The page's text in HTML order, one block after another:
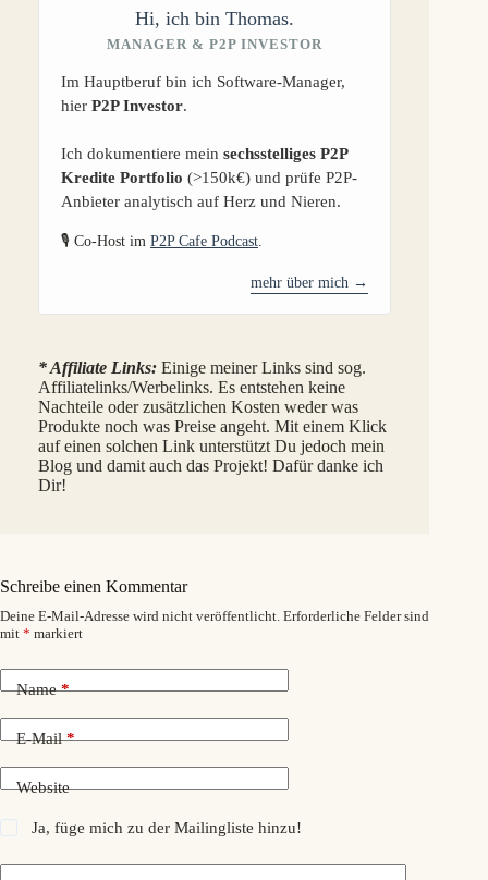
Hi, ich bin Thomas.
MANAGER & P2P INVESTOR
Im Hauptberuf bin ich Software-Manager,
hier P2P Investor.
Ich dokumentiere mein sechsstelliges P2P
Kredite Portfolio (>150k€) und prüfe P2P-
Anbieter analytisch auf Herz und Nieren.
🎙️ Co-Host im P2P Cafe Podcast
mehr über mich →
* Affiliate Links: Einige meiner Links sind sog.
Affiliatelinks/Werbelinks. Es entstehen keine
Nachteile oder zusätzlichen Kosten weder was
Produkte noch was Preise angeht. Mit einem Klick
auf einen solchen Link unterstützt Du jedoch mein
Blog und damit auch das Projekt! Dafür danke ich
Dir!
Schreibe einen Kommentar
Deine E-Mail-Adresse wird nicht veröffentlicht. Erforderliche Felder sind
mit * markiert
Name*
E-Mail*
Website
Ja, füge mich zu der Mailingliste hinzu!